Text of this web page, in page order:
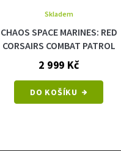
CHAOS SPACE MARINES: RED
CORSAIRS COMBAT PATROL
Skladem
2 999 Kč
DO KOŠÍKU